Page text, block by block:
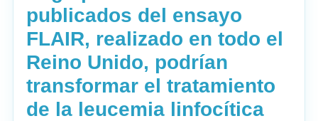
publicados del ensayo
FLAIR, realizado en todo el
Reino Unido, podrían
transformar el tratamiento
de la leucemia linfocítica